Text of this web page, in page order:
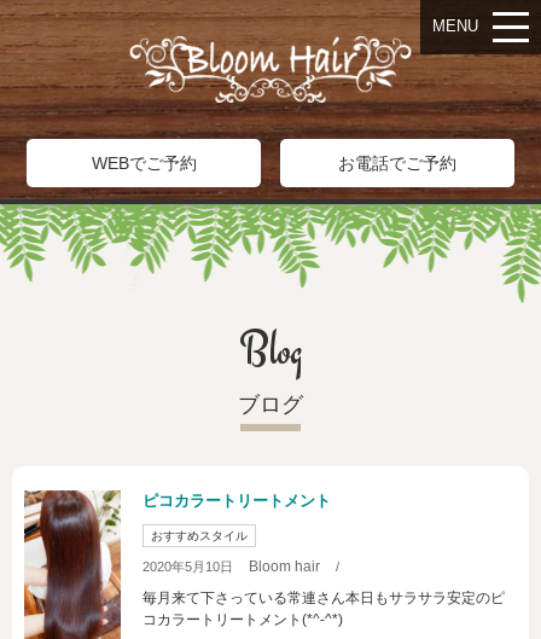
WEBでご予約 お電話でご予約
MENU
Blog
ブログ
ピコカラートリートメント
おすすめスタイル
2020年5月10日 Bloom hair /
毎月来て下さっている常連さん本日もサラサラ安定のピ
コカラートリートメント(*^-^*)